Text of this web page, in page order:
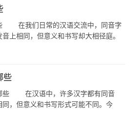
在我们日常的汉语交流中，同音字
上相同，但意义和书写却大相径庭。
些
在汉语中，许多汉字都有同音
，但意义和书写形式可能不同。今